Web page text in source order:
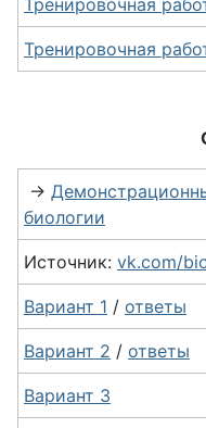
Тренировочная
Тренировочная
→
биологии
Источник: vk.com/
Вариант 1 / ответы
Вариант 2 / ответы
Вариант 3